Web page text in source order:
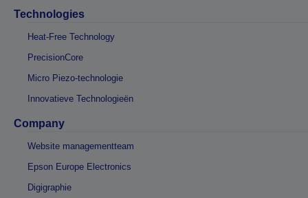
Technologies
Heat-Free Technology
PrecisionCore
Micro Piezo-technologie
Innovatieve Technologieën
Company
Website managementteam
Epson Europe Electronics
Digigraphie